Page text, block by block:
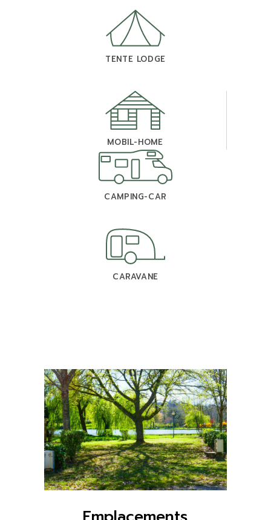
TENTE LODGE
MOBIL-HOME
CAMPING-CAR
CARAVANE